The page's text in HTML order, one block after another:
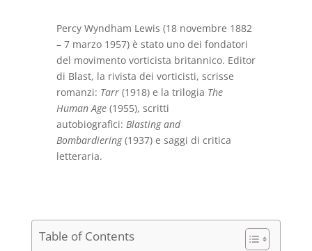
Percy Wyndham Lewis (18 novembre 1882
– 7 marzo 1957) è stato uno dei fondatori
del movimento vorticista britannico. Editor
di Blast, la rivista dei vorticisti, scrisse
romanzi: Tarr(1918) e la trilogia The
Human Age (1955), scritti
autobiografici: Blasting and
Bombardiering(1937) e saggi di critica
letteraria.
Table of Contents